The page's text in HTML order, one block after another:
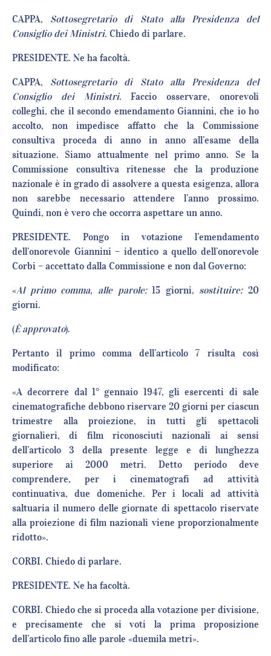
CAPPA, Sottosegretario di Stato alla Presidenza del
Consiglio dei Ministri. Chiedo di parlare.
PRESIDENTE. Ne ha facoltà.
CAPPA, Sottosegretario di Stato alla Presidenza del
Consiglio dei
Ministri. Faccio osservare, onorevoli
colleghi, che il secondo emendamento Giannini, che io ho
accolto, non impedisce affatto che la Commissione
consultiva proceda di anno in anno all’esame della
situazione. Siamo attualmente nel primo anno. Se la
Commissione consultiva ritenesse che la produzione
nazionale è in grado di assolvere a questa esigenza, allora
non sarebbe necessario attendere l’anno prossimo.
Quindi, non è vero che occorra aspettare un anno.
PRESIDENTE. Pongo in votazione l’emendamento
dell’onorevole Giannini – identico a quello dell’onorevole
Corbi – accettato dalla Commissione e non dal Governo:
«Al primo comma, alle parole:15 giorni, sostituire:20
giorni.
(È approvato).
Pertanto il primo comma dell’articolo 7 risulta così
modificato:
«A decorrere dal 1° gennaio 1947, gli esercenti di sale
cinematografiche debbono riservare 20 giorni per ciascun
trimestre alla proiezione, in tutti gli spettacoli
giornalieri, di film riconosciuti nazionali ai sensi
dell’articolo 3 della presente legge e di lunghezza
superiore ai 2000 metri. Detto periodo deve
comprendere, per i cinematografi ad attività
continuativa, due domeniche. Per i locali ad attività
saltuaria il numero delle giornate di spettacolo riservate
alla proiezione di film nazionali viene proporzionalmente
ridotto».
CORBI. Chiedo di parlare.
PRESIDENTE. Ne ha facoltà.
CORBI. Chiedo che si proceda alla votazione per divisione,
e precisamente che si voti la prima proposizione
dell’articolo fino alle parole «duemila metri».